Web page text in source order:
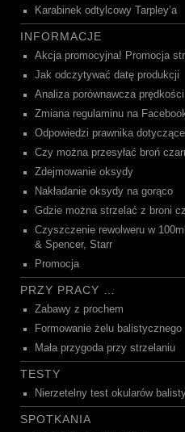
Karabinek odtylcowy Tarpley’a
INFORMACJE
Akcja promocyjna! Promocja
Jak odczytywać datę produkcji
Analiza porównawcza prędkości
Zmiana regulaminu na
Odpowiedzi prawnika
Czy można przesyłać broń
Zdejmowanie oksydy
Nakładanie oksydy na gorąco
Gdzie można strzelać z broni
Czyszczenie rewolweru w
& Spencer, Starr
Promocja
PRZY PRACY …
Zabawy z prochem
Formowanie żelu balistycznego
Mała przygoda przy strzelaniu
TESTY
Nierzetelny test okularów
SPOTKANIA